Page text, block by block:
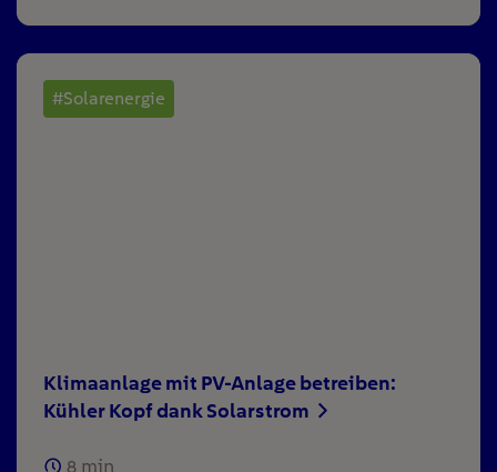
#Solarenergie
Klimaanlage mit PV-Anlage betreiben:
Kühler Kopf dank Solarstrom
8 min